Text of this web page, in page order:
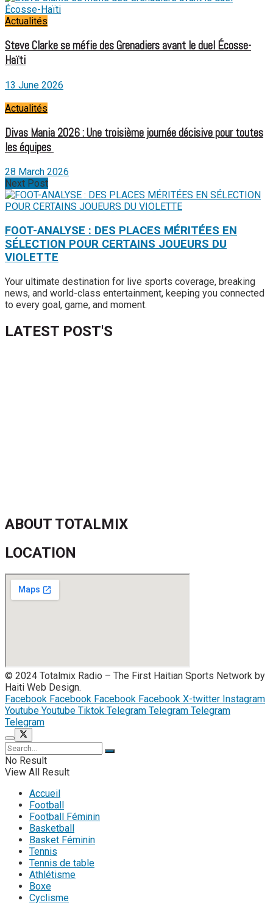
Actualités
Steve Clarke se méfie des Grenadiers avant le duel Écosse-
Haïti
13 June 2026
Actualités
Divas Mania 2026 : Une troisième journée décisive pour toutes
les équipes
28 March 2026
Next Post
FOOT-ANALYSE : DES PLACES MÉRITÉES EN
SÉLECTION POUR CERTAINS JOUEURS DU
VIOLETTE
Your ultimate destination for live sports coverage, breaking
news, and world-class entertainment, keeping you connected
to every goal, game, and moment.
LATEST POST'S
ABOUT TOTALMIX
LOCATION
© 2024 Totalmix Radio – The First Haitian Sports Network by
Haiti Web Design.
Facebook Facebook Facebook Facebook X-twitter Instagram
Youtube Youtube Tiktok Telegram Telegram Telegram
Telegram
No Result
View All Result
Accueil
Football
Football Féminin
Basketball
Basket Féminin
Tennis
Tennis de table
Athlétisme
Boxe
Cyclisme